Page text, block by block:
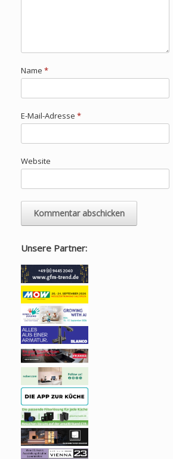
Name *
E-Mail-Adresse *
Website
Unsere Partner: